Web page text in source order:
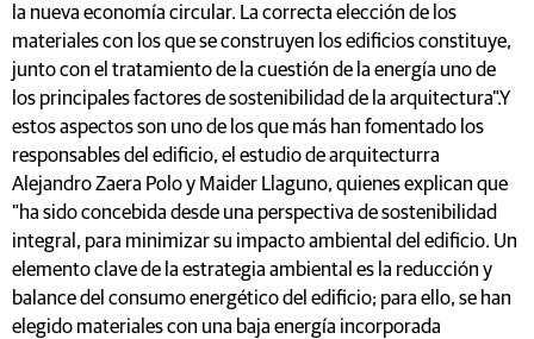
la nueva economía circular. La correcta elección de los
materiales con los que se construyen los edificios constituye,
junto con el tratamiento de la cuestión de la energía uno de
los principales factores de sostenibilidad de la arquitectura".Y
estos aspectos son uno de los que más han fomentado los
responsables del edificio, el estudio de arquitecturra
Alejandro Zaera Polo y Maider Llaguno, quienes explican que
"ha sido concebida desde una perspectiva de sostenibilidad
integral, para minimizar su impacto ambiental del edificio. Un
elemento clave de la estrategia ambiental es la reducción y
balance del consumo energético del edificio; para ello, se han
elegido materiales con una baja energía incorporada